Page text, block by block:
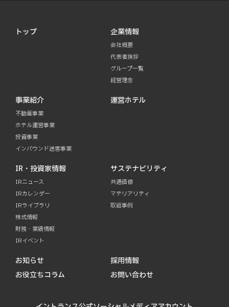
トップ 企業情報
会社概要
代表者挨拶
グループ一覧
経営理念
事業紹介
不動産事業
ホテル運営事業
投資事業
インバウンド送客事業
運営ホテル
IR・投資家情報
IRニュース
IRカレンダー
IRライブラリ
株式情報
財務・業績情報
IRイベント
サステナビリティ
共通価値
マテリアリティ
取組事例
お知らせ
お役立ちコラム
採用情報
お問い合わせ